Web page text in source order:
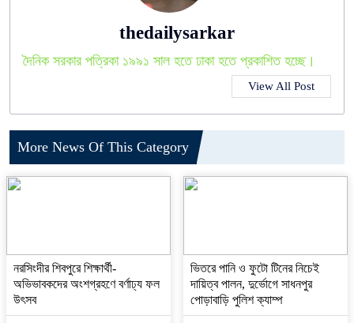
thedailysarkar
দৈনিক সরকার পত্রিকা ১৯৯১ সাল হতে ঢাকা হতে প্রকাশিত হচ্ছে।
View All Post
More News Of This Category
নরসিংদীর শিবপুরে শিক্ষার্থী-
অভিভাবকদের অংশগ্রহণে বর্ণাঢ্য ফল
উৎসব
ভিতরে পানি ও ফুটো টিনের নিচেই
দায়িত্ব পালন, দুর্ভোগে সাধনপুর
পোড়াবাড়ি পুলিশ ক্যাম্প